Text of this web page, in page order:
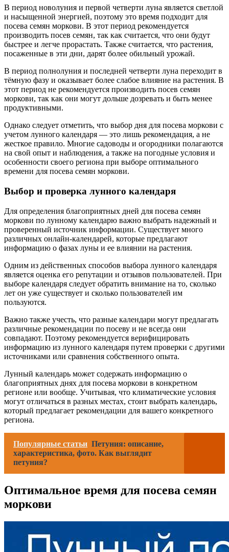
В период новолуния и первой четверти луна является светлой
и насыщенной энергией, поэтому это время подходит для
посева семян моркови. В этот период рекомендуется
производить посев семян, так как считается, что они будут
быстрее и легче прорастать. Также считается, что растения,
посаженные в эти дни, дарят более обильный урожай.
В период полнолуния и последней четверти луна переходит в
тёмную фазу и оказывает более слабое влияние на растения. В
этот период не рекомендуется производить посев семян
моркови, так как они могут дольше дозревать и быть менее
продуктивными.
Однако следует отметить, что выбор дня для посева моркови с
учетом лунного календаря — это лишь рекомендация, а не
жесткое правило. Многие садоводы и огородники полагаются
на свой опыт и наблюдения, а также на погодные условия и
особенности своего региона при выборе оптимального
времени для посева семян моркови.
Выбор и проверка лунного календаря
Для определения благоприятных дней для посева семян
моркови по лунному календарю важно выбрать надежный и
проверенный источник информации. Существует много
различных онлайн-календарей, которые предлагают
информацию о фазах луны и ее влиянии на растения.
Одним из действенных способов выбора лунного календаря
является оценка его репутации и отзывов пользователей. При
выборе календаря следует обратить внимание на то, сколько
лет он уже существует и сколько пользователей им
пользуются.
Важно также учесть, что разные календари могут предлагать
различные рекомендации по посеву и не всегда они
совпадают. Поэтому рекомендуется верифицировать
информацию из лунного календаря путем проверки с другими
источниками или сравнения собственного опыта.
Лунный календарь может содержать информацию о
благоприятных днях для посева моркови в конкретном
регионе или вообще. Учитывая, что климатические условия
могут отличаться в разных местах, стоит выбрать календарь,
который предлагает рекомендации для вашего конкретного
региона.
Популярные статьи Петуния: описание,
характеристика, фото. Как выглядит
петуния?
Оптимальное время для посева семян
моркови